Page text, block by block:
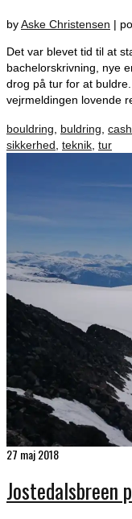
byAske Christensen |
Det var blevet tid til at
bachelorskrivning, nye
drog på tur for at
vejrmeldingen lovende
bouldring buldring
sikkerhed teknik tur
27 maj 2018
Jostedalsbreen